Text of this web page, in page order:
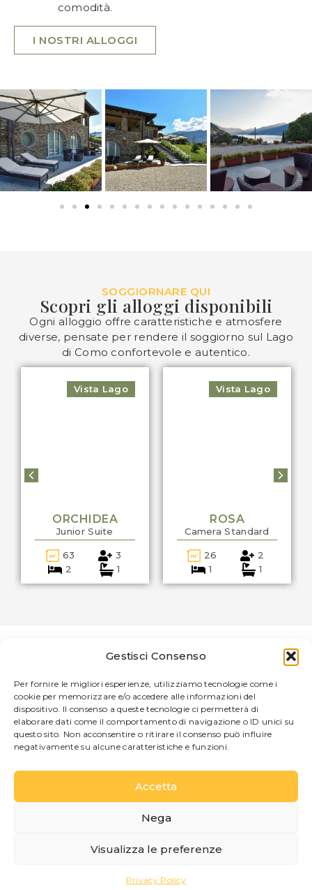
Gestisci Consenso
Per fornire le migliori esperienze, utilizziamo tecnologie come i
cookie per memorizzare e/o accedere alle informazioni del
dispositivo. Il consenso a queste tecnologie ci permetterà di
elaborare dati come il comportamento di navigazione o ID unici su
questo sito. Non acconsentire o ritirare il consenso può influire
negativamente su alcune caratteristiche e funzioni.
Accetta
Nega
Visualizza le preferenze
Privacy Policy
comodità.
I NOSTRI ALLOGGI
SOGGIORNARE QUI
Scopri gli alloggi disponibili
Ogni alloggio offre caratteristiche e atmosfere
diverse, pensate per rendere il soggiorno sul Lago
di Como confortevole e autentico.
Vista Lago
ROSA
Camera Standard
26
2
1
1
Vista Giardino
CALLA
Camera Standard
26
2
1
1
PARCHEGGIO E DINTORNI
Un risveglio di sapori locali
vivere con calma, tra profumi autentici e
mattina viene servita una colazione
continentale a buffet, con caffetteria, pane
fresco, marmellate, miele, salumi e
formaggi provenienti da produttori locali